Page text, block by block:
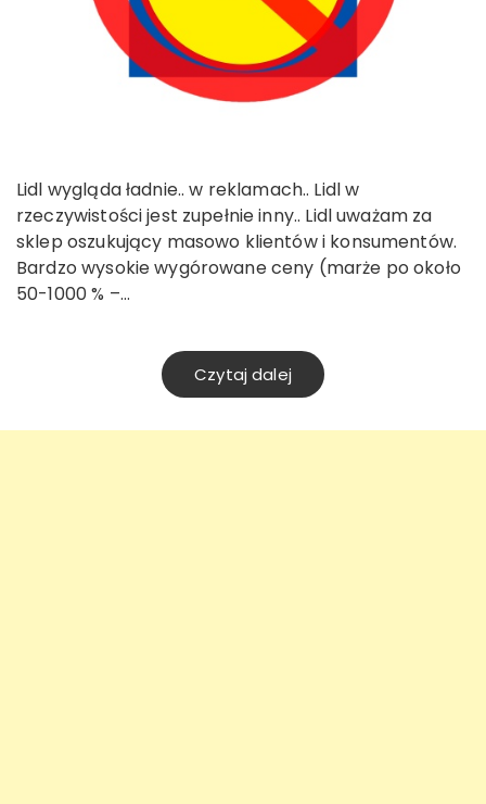
Lidl wygląda ładnie.. w reklamach.. Lidl w
rzeczywistości jest zupełnie inny.. Lidl uważam za
sklep oszukujący masowo klientów i konsumentów.
Bardzo wysokie wygórowane ceny (marże po około
50-1000 % –…
Czytaj dalej